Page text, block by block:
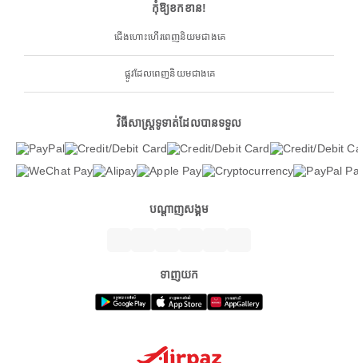
កុំឱ្យខកខាន!
ជើងហោះហើរពេញនិយមជាងគេ
ផ្លូវដែលពេញនិយមជាងគេ
វិធីសាស្ត្រទូទាត់ដែលបានទទួល
បណ្តាញសង្គម
ទាញយក